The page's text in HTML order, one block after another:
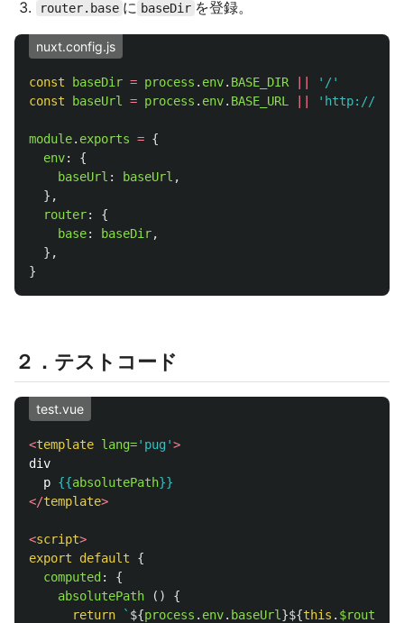
router.base に baseDir を登録。
nuxt.config.js
const baseDir = process . env. BASE_DIR ' /'
const
baseUrl = process . env. BASE_URL ' http://
module. exports = {
env:
{
baseUrl : baseUrl ,
},
router:
{
base: baseDir,
},
}
２．テストコード
test.vue
<template lang='pug'>
div
  p
{{absolutePath}}
</template>
<script>
export
default
{
computed :
{
absolutePath
()
{
return
` ${process . env. baseUrl }${this . $router